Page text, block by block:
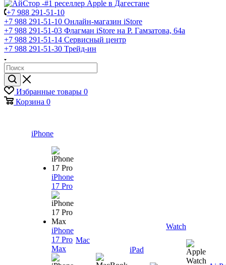
+7 988 291-51-10
+7 988 291-51-10 Онлайн-магазин iStore
+7 988 291-51-03 Флагман iStore на Р. Гамзатова, 64а
+7 988 291-51-14 Сервисный центр
+7 988 291-51-30 Трейд-ин
Избранные товары 0
Корзина 0
iPhone
iPhone
17 Pro
iPhone
17 Pro
Max
Mac
iPad
Watch